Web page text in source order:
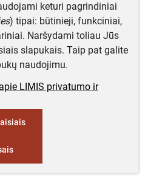
keturi pagrindiniai
) tipai: būtinieji, funkciniai,
Naršydami toliau Jūs
slapukais. Taip pat galite
naudojimu.
LIMIS privatumo ir